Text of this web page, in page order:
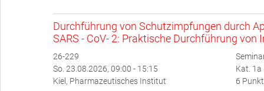
Durchführung von Schutzimpfungen durch
SARS - CoV- 2: Praktische Durchführung von
26-229
So. 23.08.2026, 09:00 - 15:15
Kiel, Pharmazeutisches Institut
Kat. 1a
6